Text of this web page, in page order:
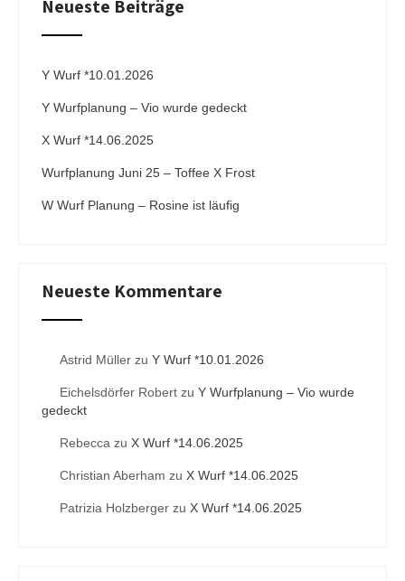
Neueste Beiträge
Y Wurf *10.01.2026
Y Wurfplanung – Vio wurde gedeckt
X Wurf *14.06.2025
Wurfplanung Juni 25 – Toffee X Frost
W Wurf Planung – Rosine ist läufig
Neueste Kommentare
Astrid Müller zu Y Wurf *10.01.2026
Eichelsdörfer Robert zu Y Wurfplanung – Vio wurde
gedeckt
Rebecca zu X Wurf *14.06.2025
Christian Aberham zu X Wurf *14.06.2025
Patrizia Holzberger zu X Wurf *14.06.2025